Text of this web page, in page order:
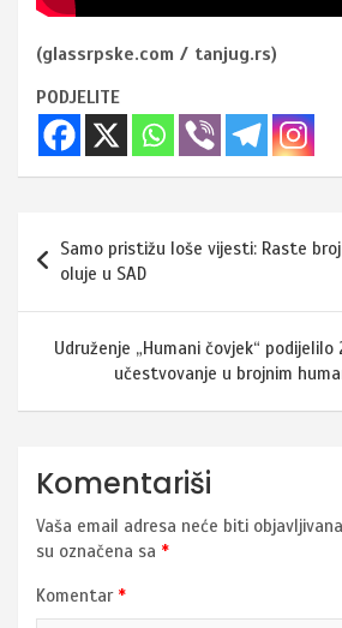
(glassrpske.com / tanjug.rs)
PODJELITE
članaka
Samo pristižu loše vijesti: Raste
oluje u SAD
Udruženje „Humani čovjek“
učestvovanje u brojnim
Komentariši
Vaša email adresa neće biti
su označena sa *
Komentar *